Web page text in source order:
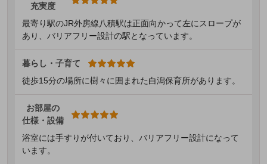
充実度
最寄り駅のJR外房線八積駅は正面向かって左にスロープが
あり、バリアフリー設計の駅となっています。
暮らし・子育て
徒歩15分の場所に樹々に囲まれた白潟保育所があります。
お部屋の
仕様・設備
浴室には手すりが付いており、バリアフリー設計になって
います。